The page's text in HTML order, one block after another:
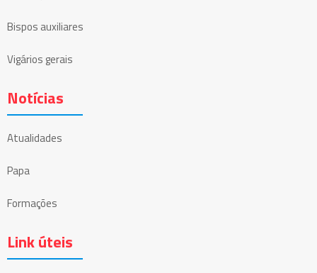
Bispos auxiliares
Vigários gerais
Notícias
Atualidades
Papa
Formações
Link úteis